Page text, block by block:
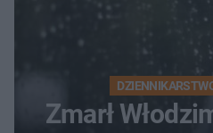
Zmarł